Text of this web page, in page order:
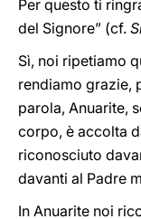
Per questo ti
del Signore” (cf.
Sì, noi ripetiamo
rendiamo grazie,
parola, Anuarite,
corpo, è accolta
riconosciuto
davanti al Padre
In Anuarite noi